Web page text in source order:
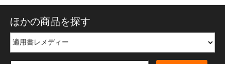
ほかの商品を探す